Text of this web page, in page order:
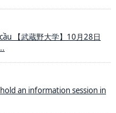
【武蔵野大学】10月28日
an information session in